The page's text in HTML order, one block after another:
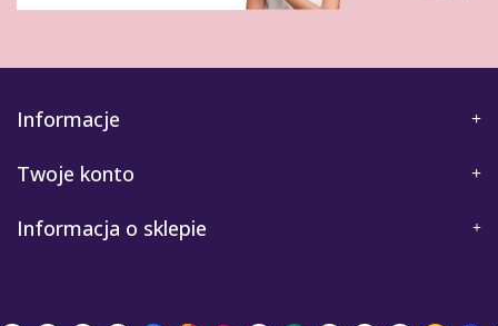
Informacje
Twoje konto
Informacja o sklepie